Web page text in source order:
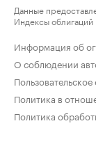
Данные
Индексы
Информация об
О соблюдении
Политика в
Политика